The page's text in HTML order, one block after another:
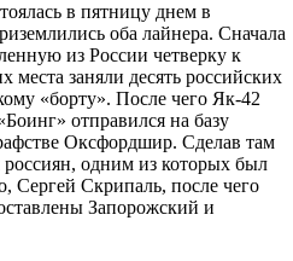
в пятницу днем в
оба лайнера. Сначала
из России четверку к
места заняли десять российских
«борту». После чего Як-42
отправился на базу
Оксфордшир. Сделав там
одним из которых был
Сергей Скрипаль, после чего
Запорожский и